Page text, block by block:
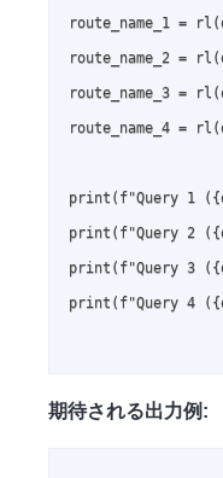
route_name_1 =
route_name_2 =
route_name_3 =
route_name_4 =
print(f"Query 1
print(f"Query 2
print(f"Query 3
print(f"Query 4
期待される出力例: